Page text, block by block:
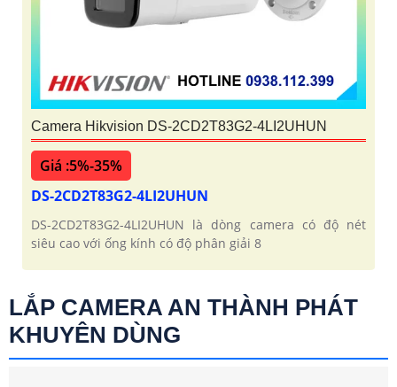
Camera Hikvision DS-2CD2T83G2-4LI2UHUN
Giá :5%-35%
DS-2CD2T83G2-4LI2UHUN
DS-2CD2T83G2-4LI2UHUN là dòng camera có độ nét
siêu cao với ống kính có độ phân giải 8
LẮP CAMERA AN THÀNH PHÁT
KHUYÊN DÙNG